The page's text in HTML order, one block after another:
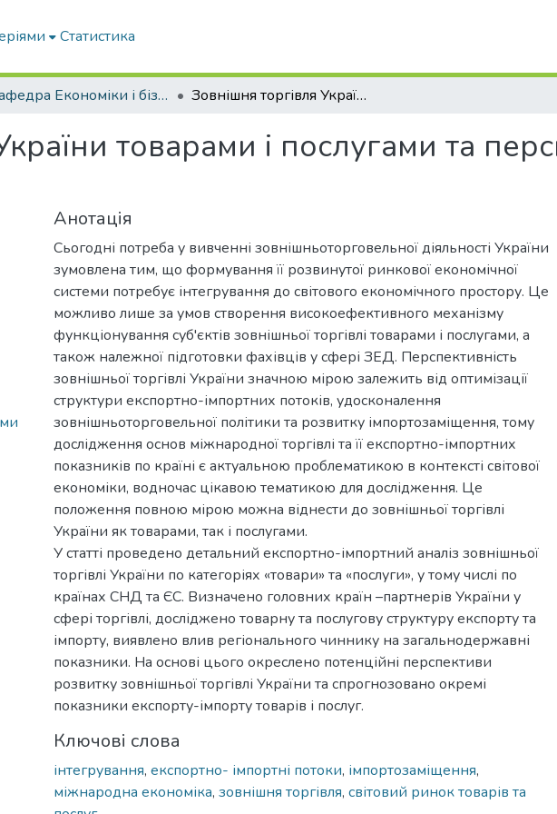
Статистика
Кафедра Економіки і бізнесу Зовнішня торгівля України товарами і послугами та перспективи її розвитку
товарами і послугами та
Анотація
Сьогодні потреба у вивченні зовнішньоторговельної діяльності України
зумовлена тим, що формування її розвинутої ринкової економічної
системи потребує інтегрування до світового економічного простору. Це
можливо лише за умов створення високоефективного механізму
функціонування суб'єктів зовнішньої торгівлі товарами і послугами, а
також належної підготовки фахівців у сфері ЗЕД. Перспективність
зовнішньої торгівлі України значною мірою залежить від оптимізації
структури експортно-імпортних потоків, удосконалення
зовнішньоторговельної політики та розвитку імпортозаміщення, тому
дослідження основ міжнародної торгівлі та її експортно-імпортних
показників по країні є актуальною проблематикою в контексті світової
економіки, водночас цікавою тематикою для дослідження. Це
положення повною мірою можна віднести до зовнішньої торгівлі
України як товарами, так і послугами.
У статті проведено детальний експортно-імпортний аналіз зовнішньої
торгівлі України по категоріях «товари» та «послуги», у тому числі по
країнах СНД та ЄС. Визначено головних країн –партнерів України у
сфері торгівлі, досліджено товарну та послугову структуру експорту та
імпорту, виявлено влив регіонального чиннику на загальнодержавні
показники. На основі цього окреслено потенційні перспективи
розвитку зовнішньої торгівлі України та спрогнозовано окремі
показники експорту-імпорту товарів і послуг.
Ключові слова
інтегрування, експортно- імпортні потоки, імпортозаміщення,
міжнародна економіка, зовнішня торгівля, світовий ринок товарів та